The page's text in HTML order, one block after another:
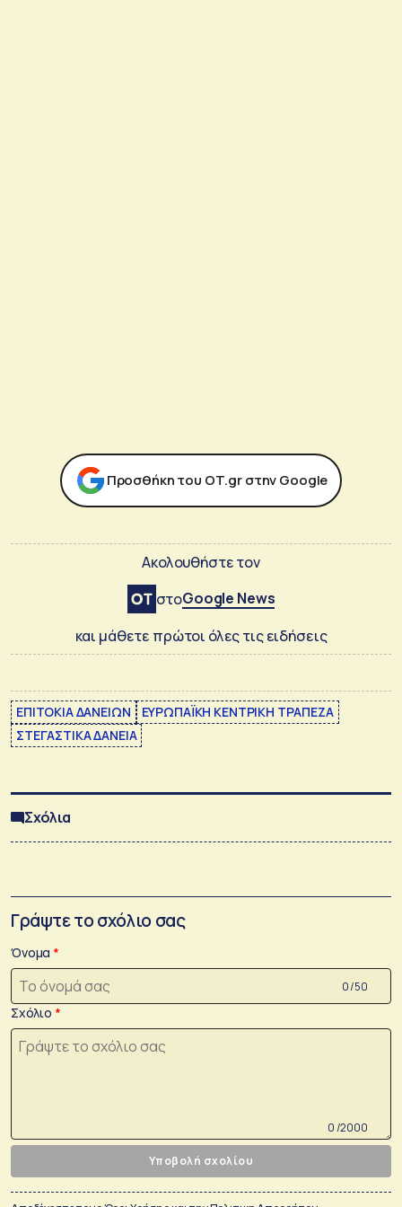
Προσθήκη του ΟΤ.gr στην Google
Ακολουθήστε τον
στοGoogle News
και μάθετε πρώτοι όλες τις ειδήσεις
ΕΠΙΤΟΚΙΑ ΔΑΝΕΙΩΝ
ΕΥΡΩΠΑΪΚΗ ΚΕΝΤΡΙΚΗ ΤΡΑΠΕΖΑ
ΣΤΕΓΑΣΤΙΚΑ ΔΑΝΕΙΑ
Σχόλια
Γράψτε το σχόλιο σας
Όνομα
0 /50
Σχόλιο
0 /2000
Υποβολή σχολίου